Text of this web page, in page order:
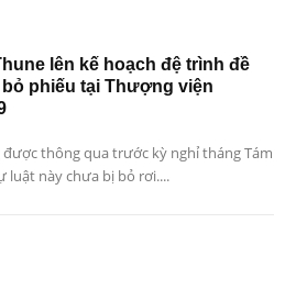
lên kế hoạch đệ trình đề
phiếu tại Thượng viện
được thông qua trước kỳ nghỉ tháng Tám
luật này chưa bị bỏ rơi....